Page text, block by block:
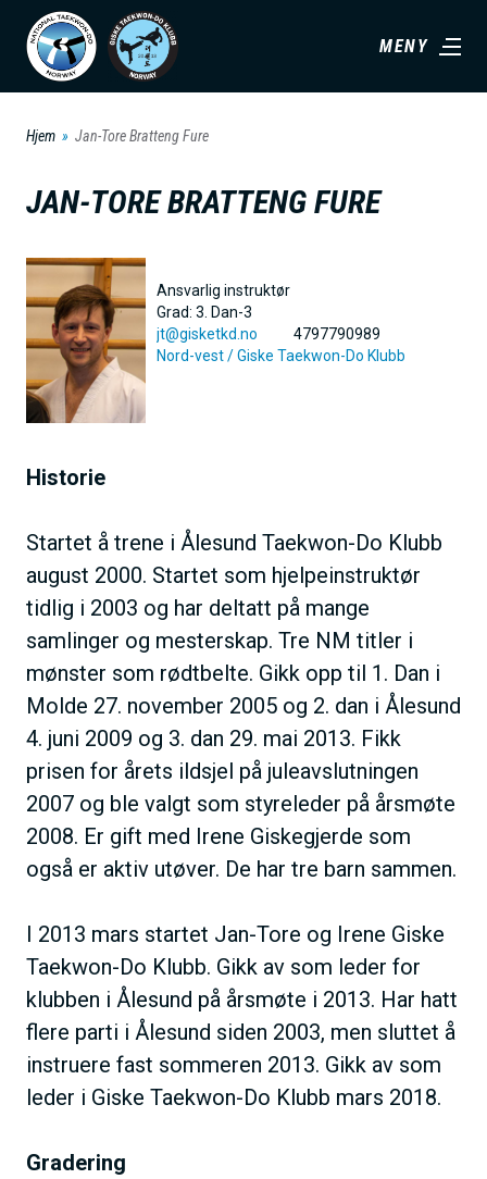
MENY
Hjem Jan-Tore Bratteng Fure
JAN-TORE BRATTENG FURE
Ansvarlig instruktør
Grad: 3. Dan-3
jt@gisketkd.no
4797790989
Nord-vest /Giske Taekwon-Do Klubb
Historie
Startet å trene i Ålesund Taekwon-Do Klubb
august 2000. Startet som hjelpeinstruktør
tidlig i 2003 og har deltatt på mange
samlinger og mesterskap. Tre NM titler i
mønster som rødtbelte. Gikk opp til 1. Dan i
Molde 27. november 2005 og 2. dan i Ålesund
4. juni 2009 og 3. dan 29. mai 2013. Fikk
prisen for årets ildsjel på juleavslutningen
2007 og ble valgt som styreleder på årsmøte
2008. Er gift med Irene Giskegjerde som
også er aktiv utøver. De har tre barn sammen.
I 2013 mars startet Jan-Tore og Irene Giske
Taekwon-Do Klubb. Gikk av som leder for
klubben i Ålesund på årsmøte i 2013. Har hatt
flere parti i Ålesund siden 2003, men sluttet å
instruere fast sommeren 2013. Gikk av som
leder i Giske Taekwon-Do Klubb mars 2018.
Gradering